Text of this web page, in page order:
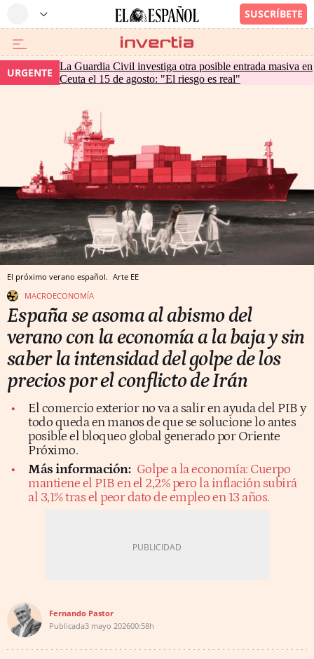
URGENTE
La Guardia Civil investiga otra posible entrada masiva en
Ceuta el 15 de agosto: "El riesgo es real"
El próximo verano español. Arte EE
MACROECONOMÍA
España se asoma al abismo del
verano con la economía a la baja y sin
saber la intensidad del golpe de los
precios por el conflicto de Irán
El comercio exterior no va a salir en ayuda del PIB y
todo queda en manos de que se solucione lo antes
posible el bloqueo global generado por Oriente
Próximo.
Más información: Golpe a la economía: Cuerpo
mantiene el PIB en el 2,2% pero la inflación subirá
al 3,1% tras el peor dato de empleo en 13 años.
Fernando Pastor
Publicada3 mayo 202600:58h